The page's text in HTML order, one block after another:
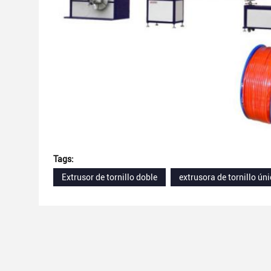
Tags:
Extrusor de tornillo doble
extrusora de tornillo